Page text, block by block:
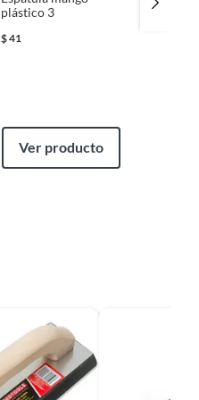
plástico 3
$41
Ver producto
de